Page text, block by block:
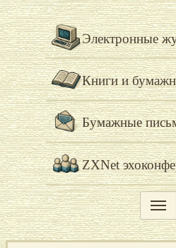
Электронные
Книги и
Бумажные
ZXNet